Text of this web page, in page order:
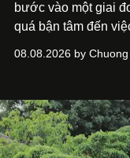
bước vào một giai
quá bận tâm đến
phim điện ảnh
bằng một tâm thế
dồi và chờ đợi
những vùng đất
08.08.2026 by